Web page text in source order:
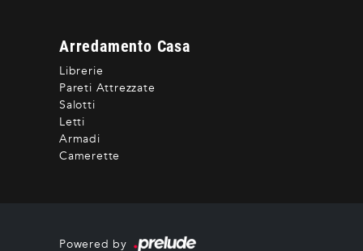
Arredamento Casa
Librerie
Pareti Attrezzate
Salotti
Letti
Armadi
Camerette
Powered by